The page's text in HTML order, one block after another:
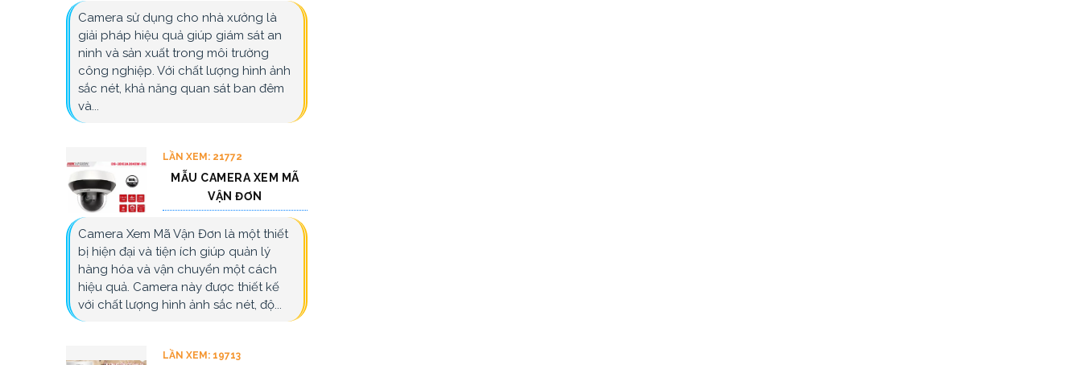
Camera sử dụng cho nhà xưởng là
giải pháp hiệu quả giúp giám sát an
ninh và sản xuất trong môi trường
công nghiệp. Với chất lượng hình ảnh
sắc nét, khả năng quan sát ban đêm
và...
LẦN XEM: 21772
MẪU CAMERA XEM MÃ
VẬN ĐƠN
Camera Xem Mã Vận Đơn là một thiết
bị hiện đại và tiện ích giúp quản lý
hàng hóa và vận chuyển một cách
hiệu quả. Camera này được thiết kế
với chất lượng hình ảnh sắc nét, độ...
LẦN XEM: 19713